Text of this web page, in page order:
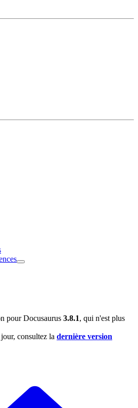
pourDocusaurus 3.8.1, qui n'est plus
consultez la dernière version